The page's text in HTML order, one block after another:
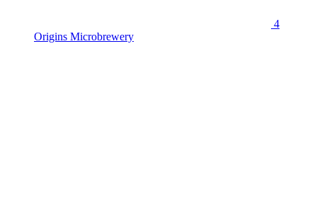
4
Origins Microbrewery